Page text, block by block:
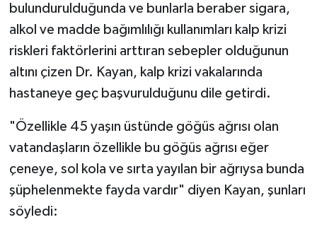
bulundurulduğunda ve bunlarla beraber sigara,
alkol ve madde bağımlılığı kullanımları kalp krizi
riskleri faktörlerini arttıran sebepler olduğunun
altını çizen Dr. Kayan, kalp krizi vakalarında
hastaneye geç başvurulduğunu dile getirdi.
"Özellikle 45 yaşın üstünde göğüs ağrısı olan
vatandaşların özellikle bu göğüs ağrısı eğer
çeneye, sol kola ve sırta yayılan bir ağrıysa bunda
şüphelenmekte fayda vardır" diyen Kayan, şunları
söyledi: